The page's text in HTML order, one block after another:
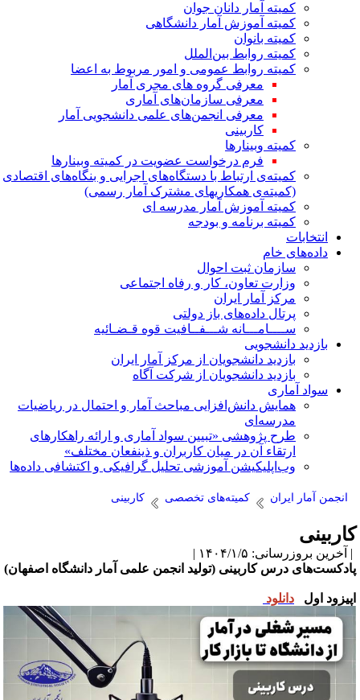
کمیته آمار دانان جوان
کمیته آموزش آمار دانشگاهی
کمیته بانوان
کمیته روابط بین‌الملل
کمیته روابط عمومی و امور مربوط به اعضا
معرفی گروه های مجری آمار
معرفی سازمان‌های آماری
معرفی انجمن‌های علمی دانشجویی آمار
کاربینی
کمیته وبینارها
فرم درخواست عضویت در کمیته وبینارها
کمیته‌ی ارتباط با دستگاه‌های اجرایی و بنگاه‌های اقتصادی
(کمیته‌ی همکاریهای مشترک آمار رسمی)
کمیته آموزش آمار مدرسه ای
کمیته برنامه و بودجه
انتخابات
داده‌های خام
سازمان ثبت احوال
وزارت تعاون، کار و رفاه اجتماعی
مرکز آمار ایران
پرتال داده‌های باز دولتی
ســــامـــانه شـــفــافیت قوه قـضـائیه
بازدید دانشجویی
بازدید دانشجویان از مرکز آمار ایران
بازدید دانشجویان از شرکت آگاه
سواد آماری
همایش دانش‌افزایی مباحث آمار و احتمال در ریاضیات
مدرسه‌ای
طرح پژوهشی «تبیین سواد آماری و ارائه راهکارهای
ارتقاء آن در میان کاربران و ذینفعان مختلف»
وب‌اپلیکیشن آموزشی تحلیل گرافیکی و اکتشافی داده‌ها
انجمن آمار ایران کمیته‌های تخصصی کاربینی
بروزرسانی: ۱۴۰۴/۱/۵ |
درس کاربینی (تولید انجمن علمی آمار دانشگاه اصفهان)
اول دانلود